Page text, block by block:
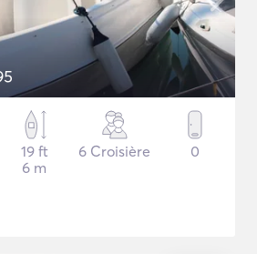
19 ft
6 m
6 Croisière 0